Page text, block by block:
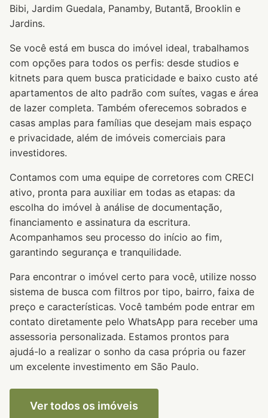
Bibi, Jardim Guedala, Panamby, Butantã, Brooklin e
Jardins.
Se você está em busca do imóvel ideal, trabalhamos
com opções para todos os perfis: desde studios e
kitnets para quem busca praticidade e baixo custo até
apartamentos de alto padrão com suítes, vagas e área
de lazer completa. Também oferecemos sobrados e
casas amplas para famílias que desejam mais espaço
e privacidade, além de imóveis comerciais para
investidores.
Contamos com uma equipe de corretores com CRECI
ativo, pronta para auxiliar em todas as etapas: da
escolha do imóvel à análise de documentação,
financiamento e assinatura da escritura.
Acompanhamos seu processo do início ao fim,
garantindo segurança e tranquilidade.
Para encontrar o imóvel certo para você, utilize nosso
sistema de busca com filtros por tipo, bairro, faixa de
preço e características. Você também pode entrar em
contato diretamente pelo WhatsApp para receber uma
assessoria personalizada. Estamos prontos para
ajudá-lo a realizar o sonho da casa própria ou fazer
um excelente investimento em São Paulo.
Ver todos os imóveis